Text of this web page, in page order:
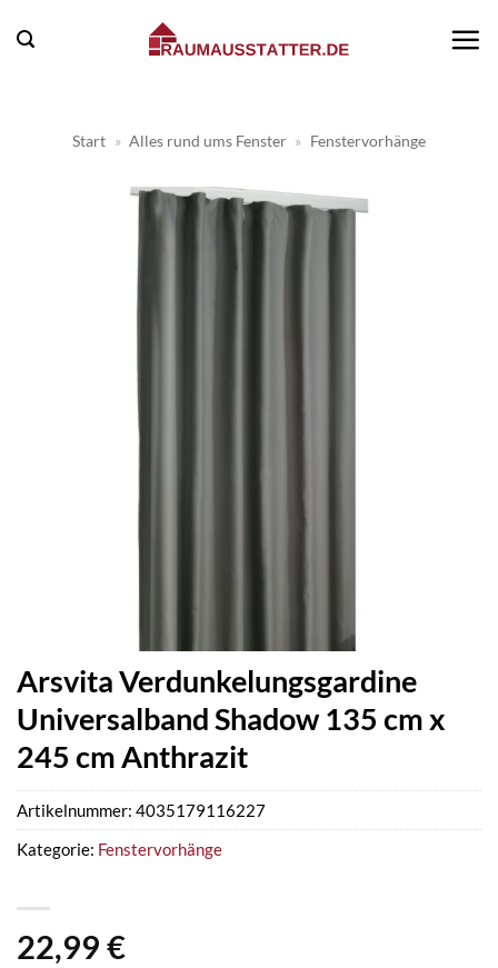
Inhalt
Start » Alles rund ums Fenster » Fenstervorhänge
Arsvita Verdunkelungsgardine
Universalband Shadow 135 cm x
245 cm Anthrazit
22,99 €
Artikelnummer: 4035179116227
Kategorie: Fenstervorhänge